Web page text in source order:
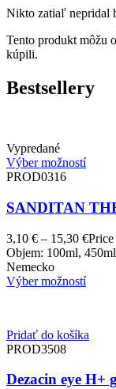
Nikto zatiaľ nepridal
Tento produkt môžu
kúpili.
Bestsellery
Vypredané
Výber možností
PROD0316
SANDITAN
3,10 € – 15,30 €
Objem: 100ml,
Nemecko
Výber možností
Pridať do košíka
PROD3508
Dezacin eye H+